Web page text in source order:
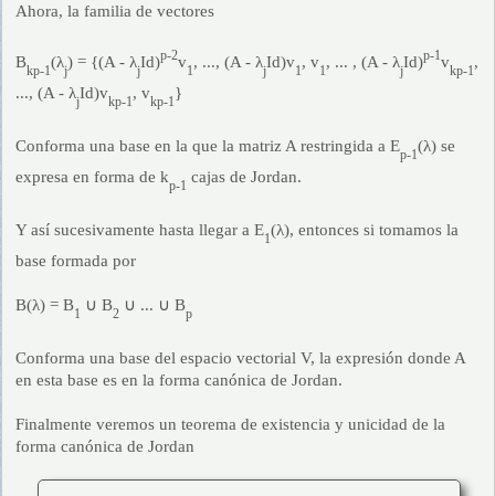
Ahora, la familia de vectores
Bkp-1(λj) = {(A - λjId)p-2v1 , ..., (A - λjId)v1 , v1 , ... , (A - λjId)p-1vkp-1 ,
..., (A - λjId)vkp-1 , vkp-1 }
Conforma una base en la que la matriz A restringida a Ep-1(λ) se
expresa en forma de kp-1 cajas de Jordan.
Y así­ sucesivamente hasta llegar a E1(λ), entonces si tomamos la
base formada por
B(λ) = B1 ∪ B2 ∪ ... ∪ Bp
Conforma una base del espacio vectorial V, la expresión donde A
en esta base es en la forma canónica de Jordan.
Finalmente veremos un teorema de existencia y unicidad de la
forma canónica de Jordan